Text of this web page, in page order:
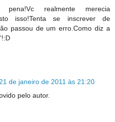
realmente merecia
isso!Tenta se inscrever de
passou de um erro.Como diz a
21 de janeiro de 2011 às 21:20
pelo autor.